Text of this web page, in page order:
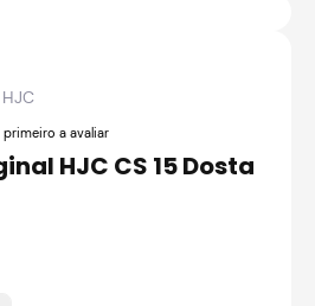
HJC
primeiro a avaliar
HJC CS 15 Dosta